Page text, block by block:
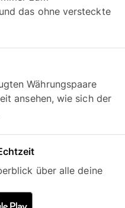
das ohne versteckte
Währungspaare
ansehen, wie sich der
über alle deine